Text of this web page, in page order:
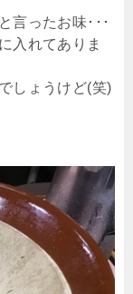
言ったお味･･･
入れてありま
しょうけど(笑)